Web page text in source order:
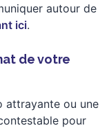
autour de
ici.
de votre
attrayante ou une
pour